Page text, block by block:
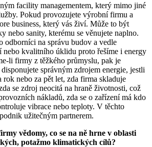
facility managementem, který mimo jiné
Pokud provozujete výrobní firmu a
business, který vás živí. Může to být
nebo sanity, kterému se věnujete naplno.
odborníci na správu budov a vedle
nebo kvalitního úklidu proto řešíme i energy
li firmy z těžkého průmyslu, pak je
správným zdrojem energie, jestli
rok nebo za pět let, zda firma skladuje
se zdroj neocitá na hraně životnosti, což
nákladů, zda se o zařízení má kdo
vibrace nebo teploty. V těchto
užitečným partnerem.
vědomy, co se na ně hrne v oblasti
potažmo klimatických cílů?